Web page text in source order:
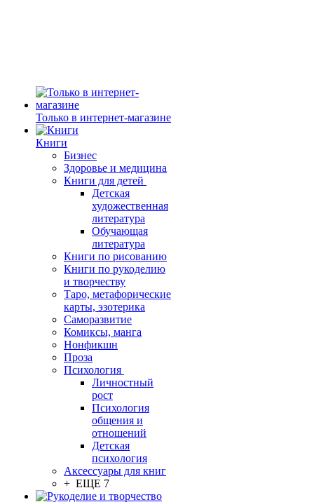
Только в интернет-магазине
Книги
Бизнес
Здоровье и медицина
Книги для детей
Детская
художественная
литература
Обучающая
литература
Книги по рисованию
Книги по рукоделию
и творчеству
Таро, метафорические
карты, эзотерика
Саморазвитие
Комиксы, манга
Нонфикшн
Проза
Психология
Личностный
рост
Психология
общения и
отношений
Детская
психология
Аксессуары для книг
+ ЕЩЕ 7